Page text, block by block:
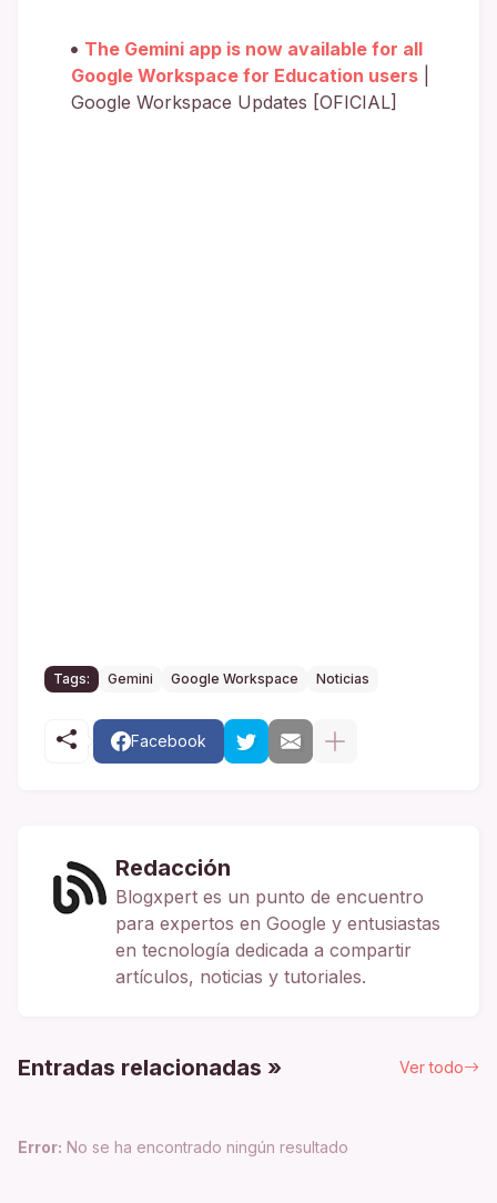
The Gemini app is now available for all
Google Workspace for Education users
Google Workspace Updates [OFICIAL]
Tags: Gemini Google Workspace Noticias
Facebook
Redacción
Blogxpert es un punto de encuentro
para expertos en Google y entusiastas
en tecnología dedicada a compartir
artículos, noticias y tutoriales.
Entradas relacionadas » Ver todo
Error: No se ha encontrado ningún resultado